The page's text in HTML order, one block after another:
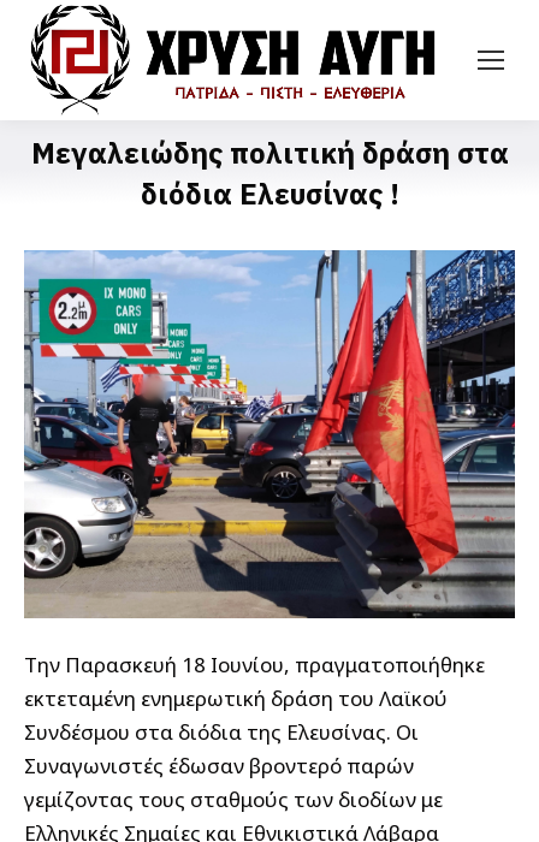
Μεγαλειώδης πολιτική δράση στα
διόδια Ελευσίνας !
Την Παρασκευή 18 Ιουνίου, πραγματοποιήθηκε
εκτεταμένη ενημερωτική δράση του Λαϊκού
Συνδέσμου στα διόδια της Ελευσίνας. Οι
Συναγωνιστές έδωσαν βροντερό παρών
γεμίζοντας τους σταθμούς των διοδίων με
Ελληνικές Σημαίες και Εθνικιστικά Λάβαρα